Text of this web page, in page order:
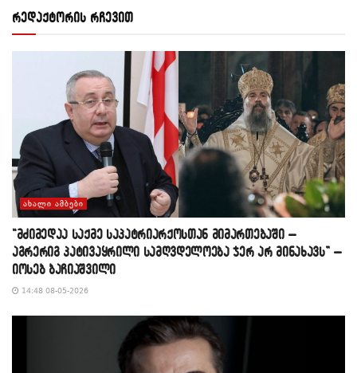
რედაქტორის რჩევით
ᲐᲮᲐᲚᲘ ᲐᲛᲑᲔᲑᲘ
“მძიმედაა საქმე საპატრიარქოსთან მიმართებაში –
აგრერიგ პატივაყრილი სამღვდელოება ჯერ არ მინახავს” –
იოსებ ბაჩიაშვილი
14:48 08-05-2026